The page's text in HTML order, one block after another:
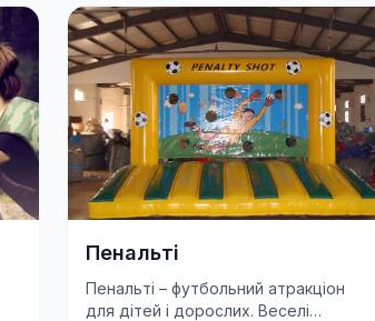
Пенальті
Пенальті – футбольний атракціон
для дітей і дорослих. Веселі